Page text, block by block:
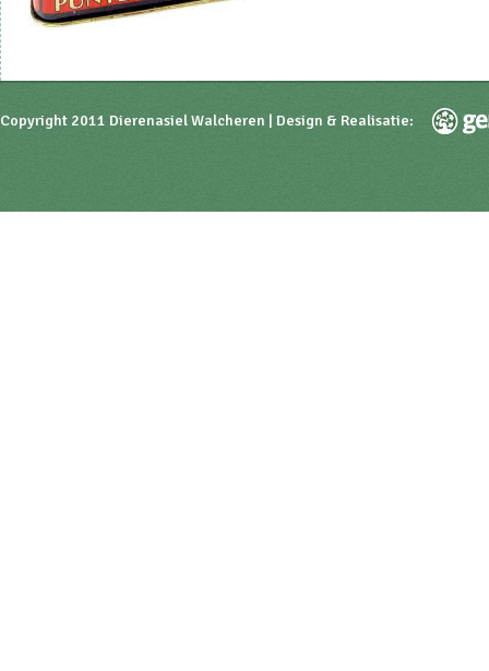
Copyright 2011 Dierenasiel Walcheren | Design & Realisatie: